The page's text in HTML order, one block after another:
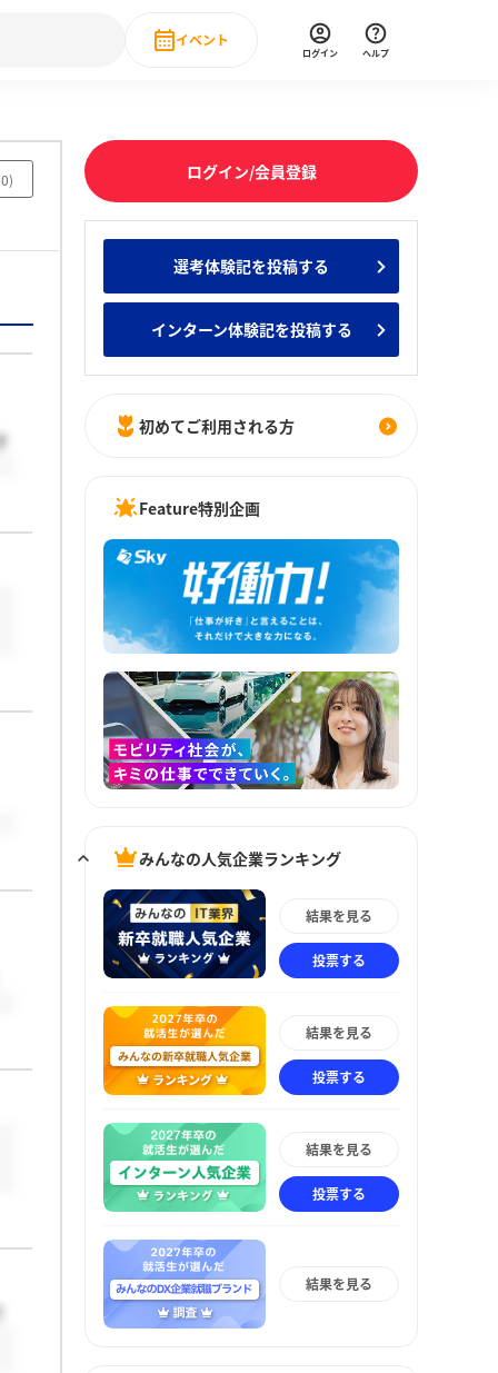
卒就職人気企業ランキング みんなのインターン人気企業ランキ
・DX現場社員インタビュー
イベント
直近のイベント一覧
ログイン ヘルプ
) ログイン/会員登録
選考体験記を投稿する
インターン体験記を投稿する
初めてご利用される方
Feature特別企画
みんなの人気企業ランキング
結果を見る
投票する
結果を見る
投票する
結果を見る
投票する
結果を見る